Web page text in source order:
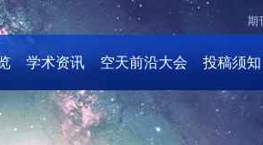
期
学术资讯 空天前沿大会 投稿须知